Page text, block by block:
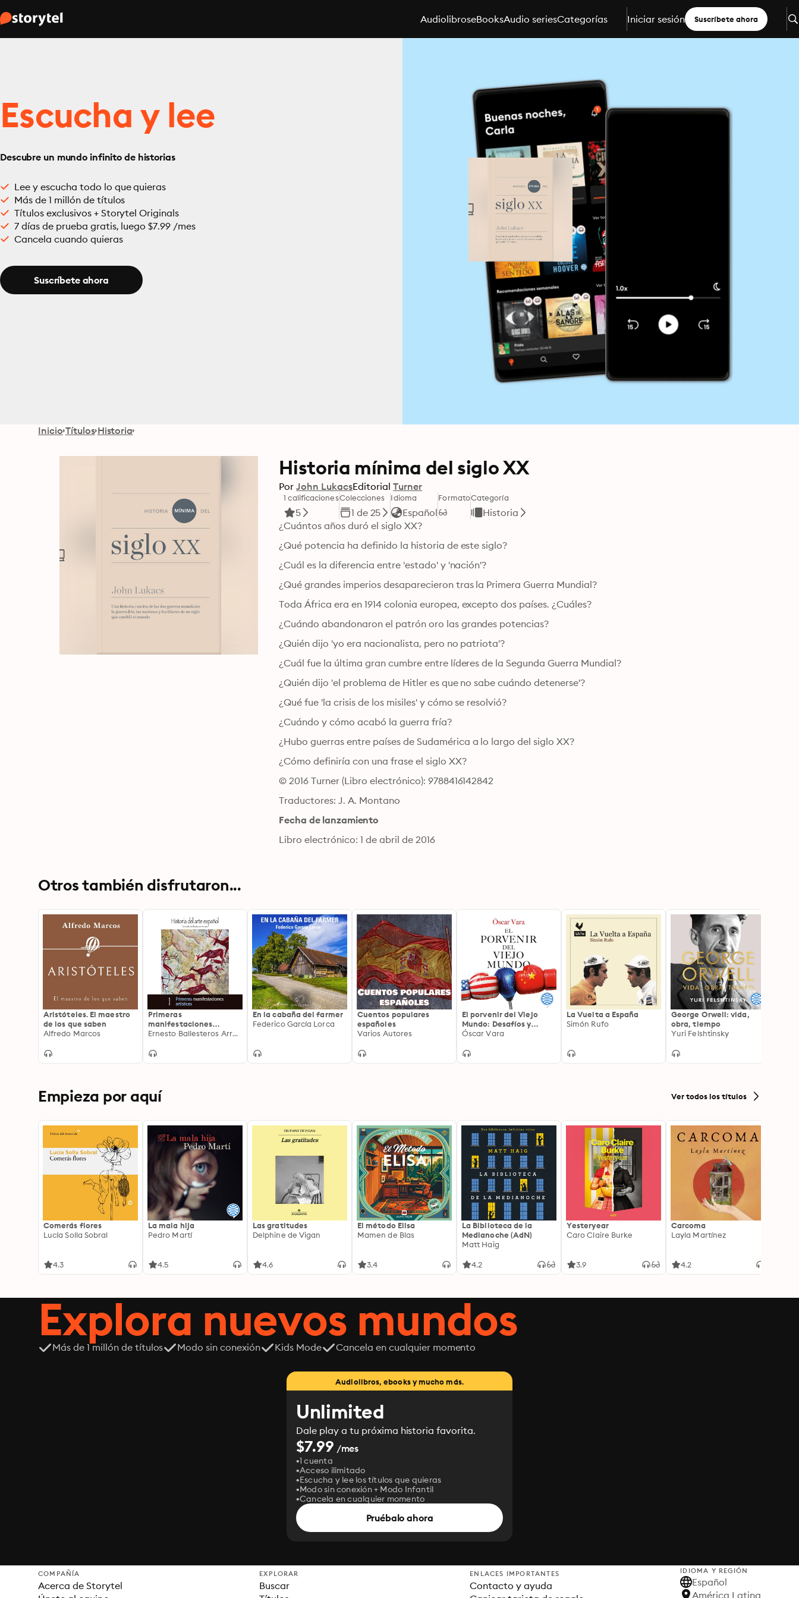
AudiolibroseBooksAudio seriesCategorías Iniciar sesión Suscríbete ahora
Escucha y lee
Descubre un mundo infinito de historias
Lee y escucha todo lo que quieras
Más de 1 millón de títulos
Títulos exclusivos + Storytel Originals
7 días de prueba gratis, luego $7.99 /mes
Cancela cuando quieras
Suscríbete ahora
Inicio Títulos Historia
Historia mínima del siglo XX
Por John LukacsEditorial Turner
1 calificaciones
5
Colecciones
1 de 25
Idioma
Español
FormatoCategoría
Historia
¿Cuántos años duró el siglo XX?
¿Qué potencia ha definido la historia de este siglo?
¿Cuál es la diferencia entre 'estado' y 'nación'?
¿Qué grandes imperios desaparecieron tras la Primera Guerra Mundial?
Toda África era en 1914 colonia europea, excepto dos países. ¿Cuáles?
¿Cuándo abandonaron el patrón oro las grandes potencias?
¿Quién dijo 'yo era nacionalista, pero no patriota'?
¿Cuál fue la última gran cumbre entre líderes de la Segunda Guerra Mundial?
¿Quién dijo 'el problema de Hitler es que no sabe cuándo detenerse'?
¿Qué fue 'la crisis de los misiles' y cómo se resolvió?
¿Cuándo y cómo acabó la guerra fría?
¿Hubo guerras entre países de Sudamérica a lo largo del siglo XX?
¿Cómo definiría con una frase el siglo XX?
© 2016 Turner (Libro electrónico): 9788416142842
Traductores: J. A. Montano
Fecha de lanzamiento
Libro electrónico: 1 de abril de 2016
Otros también disfrutaron...
Aristóteles. El maestro
de los que saben
Alfredo Marcos
Primeras
manifestaciones
artísticas
Ernesto Ballesteros Arranz
En la cabaña del farmer
Federico García Lorca
Cuentos populares
españoles
Varios Autores
El porvenir del Viejo
Mundo: Desafíos y
oportunidades
Óscar Vara
La Vuelta a España
Simón Rufo
George Orwell: vida,
obra, tiempo
Yuri Felshtinsky
Empieza por aquí Ver todos los títulos
Comerás flores
Lucía Solla Sobral
4.3
La mala hija
Pedro Martí
4.5
Las gratitudes
Delphine de Vigan
4.6
El método Elisa
Mamen de Blas
3.4
La Biblioteca de la
Medianoche (AdN)
Matt Haig
4.2
Yesteryear
Caro Claire Burke
3.9
Carcoma
Layla Martínez
4.2
Explora nuevos mundos
Más de 1 millón de títulos Modo sin conexión Kids Mode Cancela en cualquier momento
Audiolibros, ebooks y mucho más.
Unlimited
Dale play a tu próxima historia favorita.
$7.99 /mes
1 cuenta
Acceso ilimitado
Escucha y lee los títulos que quieras
Modo sin conexión + Modo Infantil
Cancela en cualquier momento
Pruébalo ahora
COMPAÑÍA
Acerca de Storytel
EXPLORAR
Buscar
ENLACES IMPORTANTES
Contacto y ayuda
IDIOMA Y REGIÓN
Español
América Latina